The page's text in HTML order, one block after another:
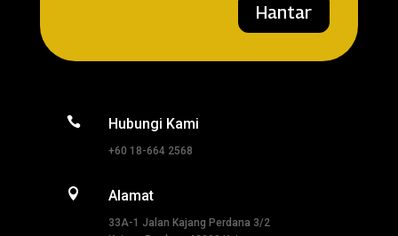
Hantar
 Hubungi Kami
+60 18-664 2568
 Alamat
33A-1 Jalan Kajang Perdana 3/2